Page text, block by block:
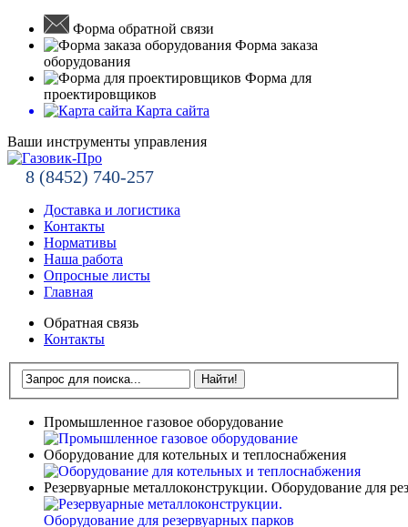
Форма обратной связи
Форма заказа
оборудования
Форма для
проектировщиков
Карта сайта
Ваши инструменты управления
8 (8452) 740-257
Доставка и логистика
Контакты
Нормативы
Наша работа
Опросные листы
Главная
Обратная связь
Контакты
Промышленное газовое оборудование
Оборудование для котельных и теплоснабжения
Резервуарные металлоконструкции. Оборудование для